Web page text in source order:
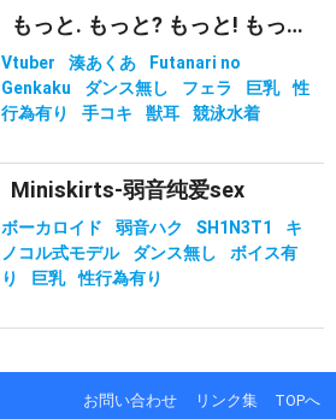
もっと. もっと? もっと! もっと!?!?
Vtuber 湊あくあ
Futanari no
Genkaku
ダンス無し フェラ 巨乳
性
行為有り
手コキ 獣耳 競泳水着
Miniskirts-弱音纯爱sex
ボーカロイド 弱音ハク SH1N3T1
キ
ノコル式モデル
ダンス無し
ボイス有
り
巨乳 性行為有り
TOPへ
リンク集
お問い合わせ